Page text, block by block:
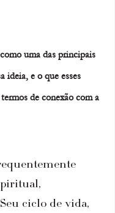
uma das principais
ideia, e o que esses
de conexão com a
ciclo de vida,